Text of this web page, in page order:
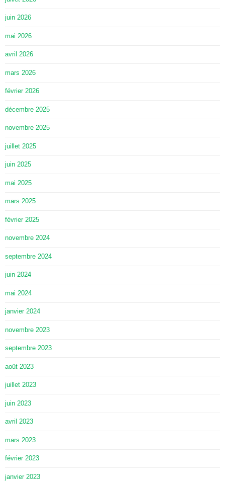
juin 2026
mai 2026
avril 2026
mars 2026
février 2026
décembre 2025
novembre 2025
juillet 2025
juin 2025
mai 2025
mars 2025
février 2025
novembre 2024
septembre 2024
juin 2024
mai 2024
janvier 2024
novembre 2023
septembre 2023
août 2023
juillet 2023
juin 2023
avril 2023
mars 2023
février 2023
janvier 2023